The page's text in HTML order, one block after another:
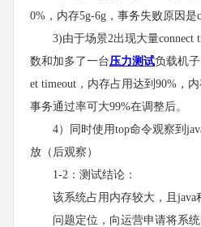
0%，内存5g-6g，事务失败原因是
3)由于场景2出现大量connect
数和加多了一台压力测试负载机
et timeout，内存占用达到90%，
事务通过率可大99%在调整后。
4）同时使用top命令观察到
放（后观察）
1-2：测试结论：
该系统占用内存较大，且java
问题定位，向运营申请将系统